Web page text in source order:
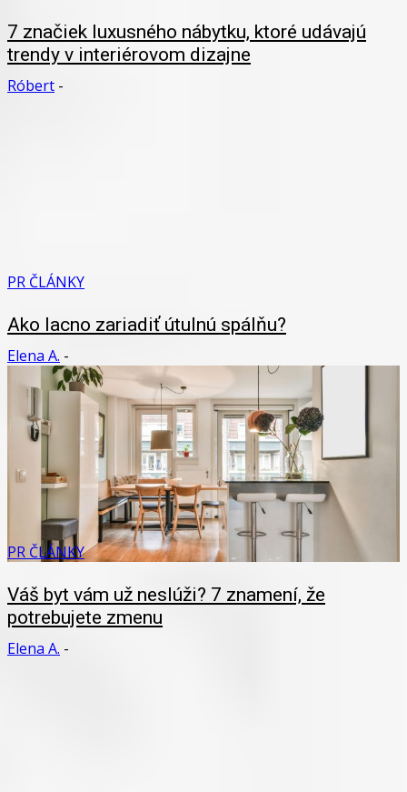
7 značiek luxusného nábytku, ktoré udávajú
trendy v interiérovom dizajne
Róbert -
PR ČLÁNKY
Ako lacno zariadiť útulnú spálňu?
Elena A. -
PR ČLÁNKY
Váš byt vám už neslúži? 7 znamení, že
potrebujete zmenu
Elena A. -